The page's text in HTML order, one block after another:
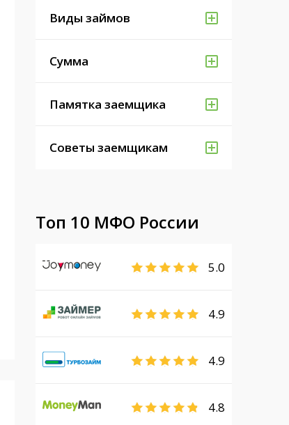
Виды займов
Сумма
Памятка заемщика
Советы заемщикам
Топ 10 МФО России
5.0
4.9
4.9
4.8